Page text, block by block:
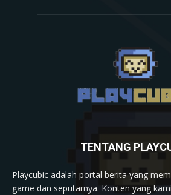
TENTANG
Playcubic adalah portal berita yang
game dan seputarnya. Konten yang